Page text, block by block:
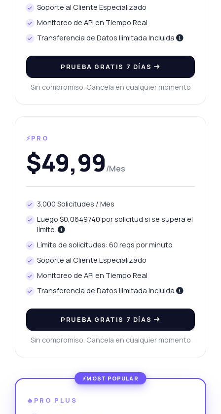
Soporte al Cliente Especializado
Monitoreo de API en Tiempo Real
Transferencia de Datos Ilimitada Incluida
PRUEBA GRATIS 7 DÍAS
Sin compromiso. Cancela en cualquier momento
⚡PRO
$49,99/Mes
3.000 Solicitudes / Mes
Luego $0,0649740 por solicitud si se supera el
límite.
Límite de solicitudes: 60 reqs por minuto
Soporte al Cliente Especializado
Monitoreo de API en Tiempo Real
Transferencia de Datos Ilimitada Incluida
PRUEBA GRATIS 7 DÍAS
Sin compromiso. Cancela en cualquier momento
🔥PRO PLUS